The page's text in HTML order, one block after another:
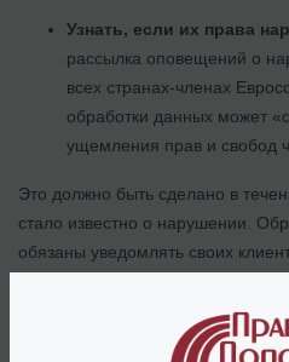
Узнать, если их права
рассылка оповещений о
всех странах-членах
обработки данных может
ущемления прав и свобод
Это должно быть сделано в
стало известно о нарушении.
обязаны уведомлять своих